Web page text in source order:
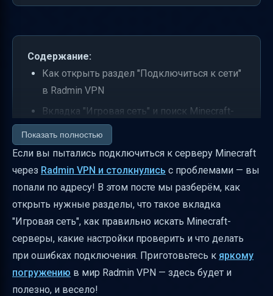
Содержание:
Как открыть раздел "Подключиться к сети"
в Radmin VPN
Вкладка "Игровая сеть" и поиск Minecraft-
серверов
Как правильно вводить Minecraft в строке
поиска
Критерии выбора игровой сети для
Minecraft
Нужно ли регистрироваться для
подключения к сети
Меры безопасности при подключении к
открытым серверам Minecraft
Показать полностью
Если вы пытались подключиться к серверу Minecraft
через Radmin VPN и столкнулись с проблемами — вы
попали по адресу! В этом посте мы разберём, как
открыть нужные разделы, что такое вкладка
"Игровая сеть", как правильно искать Minecraft-
серверы, какие настройки проверить и что делать
при ошибках подключения. Приготовьтесь к яркому
погружению в мир Radmin VPN — здесь будет и
полезно, и весело!